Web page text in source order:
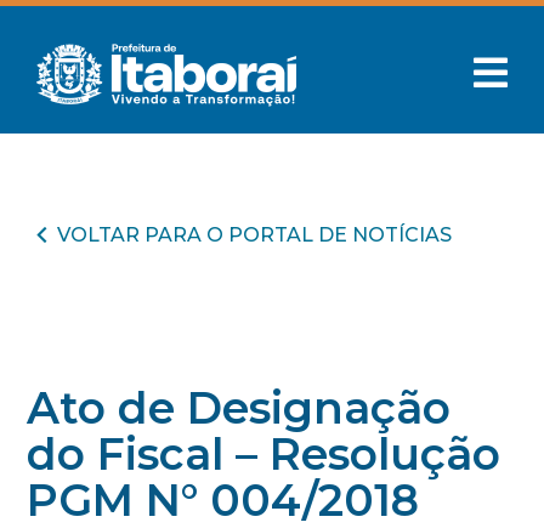
VOLTAR PARA O PORTAL DE NOTÍCIAS
Ato de Designação
do Fiscal – Resolução
PGM N° 004/2018